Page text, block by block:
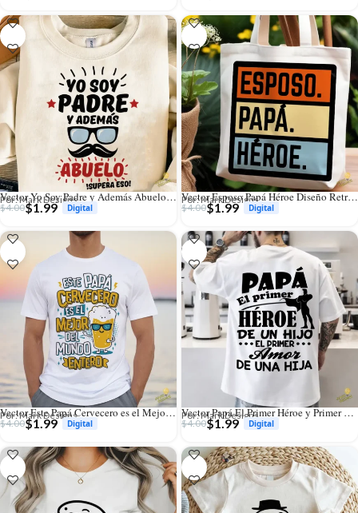
Vector Yo Soy Padre y Además Abuelo Diseño Divertido para Sublimar
Por: Mark Designs
$4.00$1.99
Vector Esposo Papá Héroe Diseño Retro Vintage para Sublimación
Por: Mark Designs
$4.00$1.99
Vector Este Papá Cervecero es el Mejor del Mundo para Sublimación
Por: Mark Designs
$4.00$1.99
Vector Papá El Primer Héroe y Primer Amor para Sublimación
Por: Mark Designs
$4.00$1.99